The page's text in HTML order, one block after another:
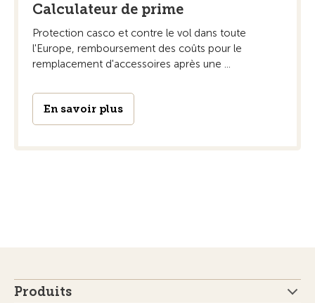
Calculateur de prime
Protection casco et contre le vol dans toute
l'Europe, remboursement des coûts pour le
remplacement d'accessoires après une ...
En savoir plus
Produits